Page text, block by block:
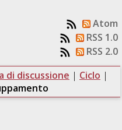
Atom
RSS 1.0
RSS 2.0
di discussione | Ciclo |